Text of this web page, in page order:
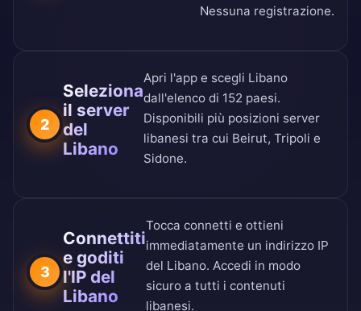
Nessuna registrazione.
2
Seleziona
il server
del
Libano
Apri l'app e scegli Libano
dall'elenco di 152 paesi.
Disponibili più posizioni server
libanesi tra cui Beirut, Tripoli e
Sidone.
3
Connettiti
e goditi
l'IP del
Libano
Tocca connetti e ottieni
immediatamente un indirizzo IP
del Libano. Accedi in modo
sicuro a tutti i contenuti
libanesi.